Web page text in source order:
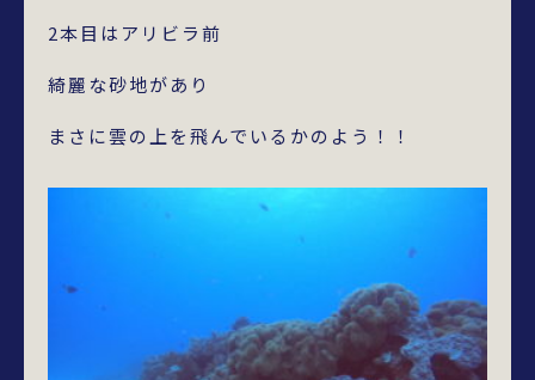
2本目はアリビラ前
綺麗な砂地があり
まさに雲の上を飛んでいるかのよう！！